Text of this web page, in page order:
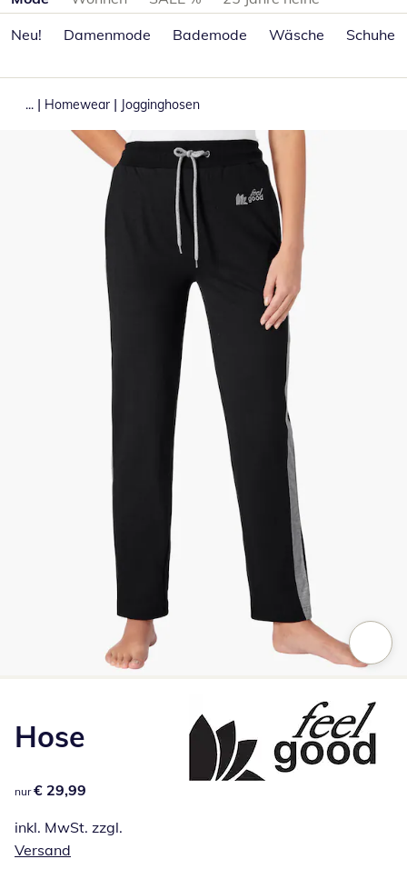
Neu!
Damenmode Bademode Wäsche Schuhe
... | Homewear | Jogginghosen
Hose
€ 29,99
nur € 29,99
inkl. MwSt. zzgl.
Versand